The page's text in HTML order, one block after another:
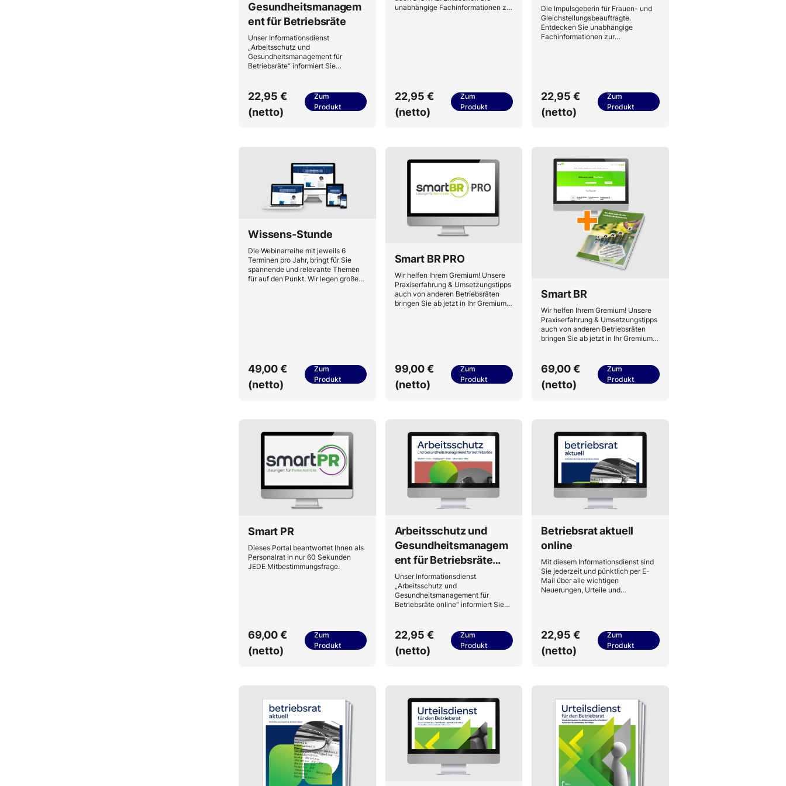
Gesundheitsmanagem
ent für Betriebsräte
Unser Informationsdienst
„Arbeitsschutz und
Gesundheitsmanagement für
Betriebsräte“ informiert Sie
Betriebsratssicht zu
Arbeitssicherheit,
Gesundheitsschutz, Unfallschutz,
22,95 €
(netto)
Zum
Produkt
unabhängige Fachinformationen zur
22,95 €
(netto)
Zum
Produkt
Die Impulsgeberin für Frauen- und
Gleichstellungsbeauftragte.
Entdecken Sie unabhängige
Fachinformationen zur
22,95 €
(netto)
Zum
Produkt
Wissens-Stunde
Die Webinarreihe mit jeweils 6
Terminen pro Jahr, bringt für Sie
spannende und relevante Themen
für auf den Punkt. Wir legen großen
49,00 €
(netto)
Zum
Produkt
Smart BR PRO
Wir helfen Ihrem Gremium! Unsere
Praxiserfahrung & Umsetzungstipps
auch von anderen Betriebsräten
bringen Sie ab jetzt in Ihr Gremium
99,00 €
(netto)
Zum
Produkt
Smart BR
Wir helfen Ihrem Gremium! Unsere
Praxiserfahrung & Umsetzungstipps
auch von anderen Betriebsräten
bringen Sie ab jetzt in Ihr Gremium
können.
69,00 €
(netto)
Zum
Produkt
Smart PR
Dieses Portal beantwortet Ihnen als
Personalrat in nur 60 Sekunden
JEDE Mitbestimmungsfrage.
69,00 €
(netto)
Zum
Produkt
Arbeitsschutz und
Gesundheitsmanagem
ent für Betriebsräte
online
Unser Informationsdienst
„Arbeitsschutz und
Gesundheitsmanagement für
Betriebsräte online“ informiert Sie
Betriebsratssicht zu
Arbeitssicherheit,
Gesundheitsschutz, Unfallschutz,
22,95 €
(netto)
Zum
Produkt
Betriebsrat aktuell
online
Mit diesem Informationsdienst sind
Sie jederzeit und pünktlich per E-
Mail über alle wichtigen
Neuerungen, Urteile und
erfolgreichere und
lösungsorientierte
Betriebsratsarbeit.
22,95 €
(netto)
Zum
Produkt